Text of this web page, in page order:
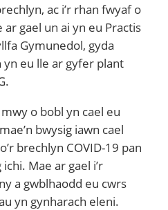
ac i’r rhan fwyaf o
gael un ai yn eu Practis
Gymunedol, gyda
eu lle ar gyfer plant
o bobl yn cael eu
bwysig iawn cael
brechlyn COVID-19 pan
Mae ar gael i’r
a gwblhaodd eu cwrs
yn gynharach eleni.